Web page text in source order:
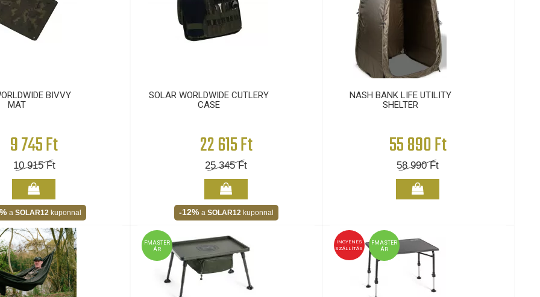
BIVVY
MAT
9 745 Ft
10 915Ft
aSOLAR12 kuponnal
SOLAR WORLDWIDE CUTLERY
CASE
22 615 Ft
25 345Ft
-12% a SOLAR12kuponnal
NASH BANK LIFE UTILITY
SHELTER
55 890 Ft
58 990Ft
FMASTER
ÁR
FMASTER
ÁR
INGYENES
SZÁLLÍTÁS